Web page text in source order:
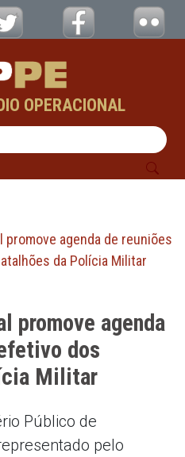
agenda de
OPERACIONAL
promove agenda de reuniões
da Polícia Militar
promove agenda
dos
Militar
Público de
pelo